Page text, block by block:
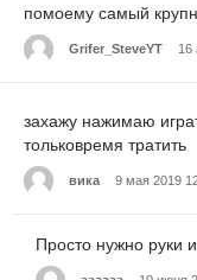
помоему самый
Grifer_SteveYT 16
захажу нажимаю
тольковремя тратить
вика 9 мая 2019
Просто нужно руки